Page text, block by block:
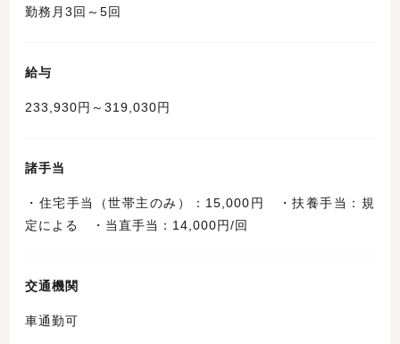
勤務月3回～5回
給与
233,930円～319,030円
諸手当
・住宅手当（世帯主のみ）：15,000円 ・扶養手当：規
定による ・当直手当：14,000円/回
交通機関
車通勤可